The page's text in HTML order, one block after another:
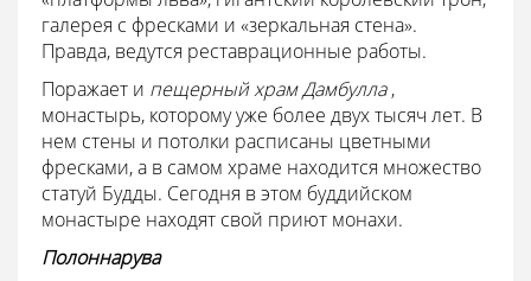
галерея с фресками и «зеркальная стена».
Правда, ведутся реставрационные работы.
Поражает и пещерныйхрам Дамбулла,
монастырь, которому уже более двух тысяч лет. В
нем стены и потолки расписаны цветными
фресками, а в самом храме находится множество
статуй Будды. Сегодня в этом буддийском
монастыре находят свой приют монахи.
Полоннарува